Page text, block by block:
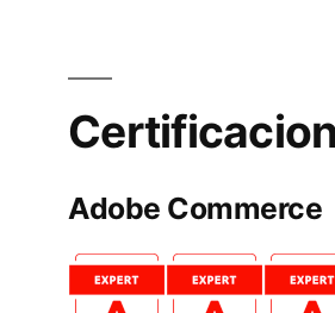
Adobe Commerce